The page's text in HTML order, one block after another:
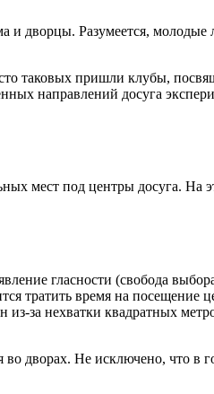
дворцы. Разумеется,
таковых пришли клубы,
направлений досуга
мест под центры досуга. На
гласности (свобода
тратить время на
за нехватки квадратных
дворах. Не исключено, что в